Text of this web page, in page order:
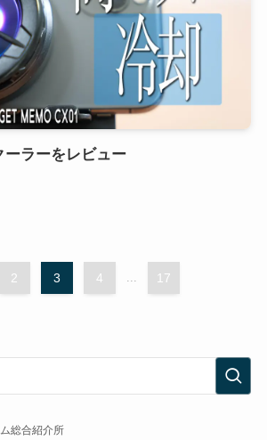
ーラーをレビュー
2 3 4 ... 17